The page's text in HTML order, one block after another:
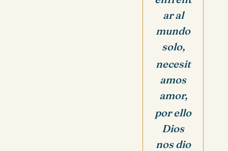
ar al
mundo
solo,
necesit
amos
amor,
por ello
Dios
nos dio